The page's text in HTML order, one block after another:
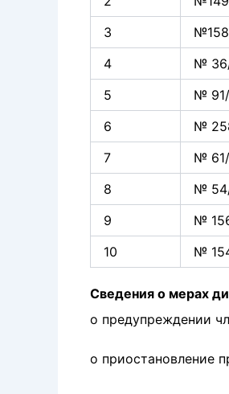
3
4
№ 36/
5
№ 91/
6
№
7
№ 61/
8
№
9
№
10
№
Сведения о мерах
о предупреждении
о приостановление